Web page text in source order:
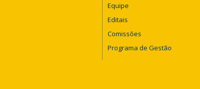
Equipe
Editais
Comissões
Programa de Gestão